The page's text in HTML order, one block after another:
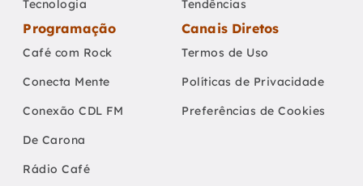
Tecnologia
Tendências
Programação
Café com Rock
Conecta Mente
Conexão CDL FM
De Carona
Rádio Café
Canais Diretos
Termos de Uso
Políticas de Privacidade
Preferências de Cookies